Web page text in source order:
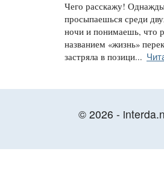
Чего расскажу!
просыпаешься среди
ночи и понимаешь, что
названием «жизнь»
застряла в позици...
© 2026 -